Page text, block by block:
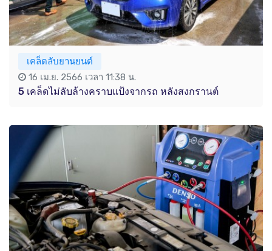
เคล็ดลับยานยนต์
16 เม.ย. 2566 เวลา 11:38 น.
5 เคล็ดไม่ลับล้างคราบแป้งจากรถ หลังสงกรานต์